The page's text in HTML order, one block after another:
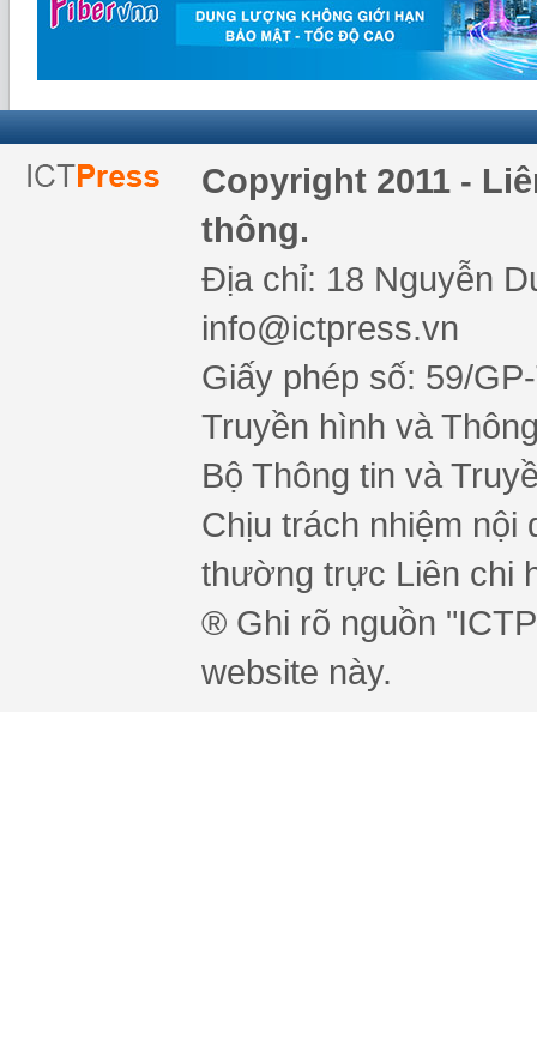
Copyright 2011 -
thông.
Địa chỉ: 18 Nguyễn
info@ictpress.vn
Giấy phép số: 59/
Truyền hình và
Bộ Thông tin và
Chịu trách nhiệm nội
thường trực Liên chi
® Ghi rõ nguồn
website này.